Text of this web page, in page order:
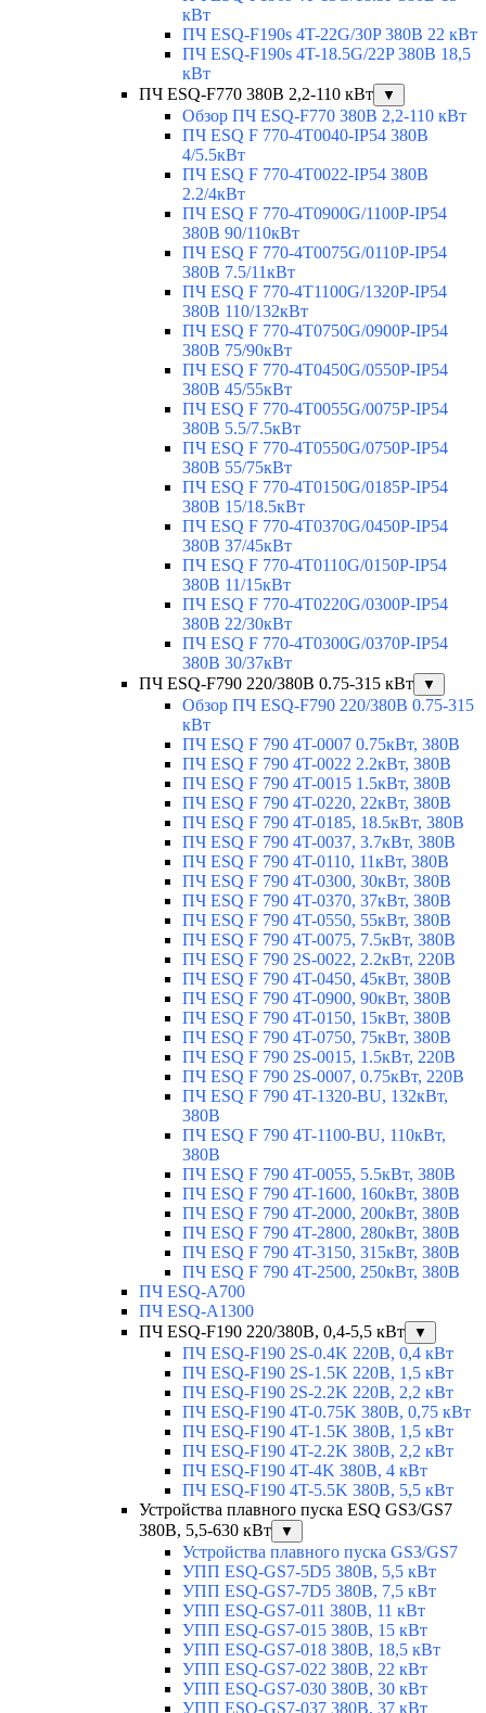
кВт
ПЧ ESQ-F190s 4T-22G/30P 380В 22 кВт
ПЧ ESQ-F190s 4T-18.5G/22P 380В 18,5
кВт
ПЧ ESQ-F770 380В 2,2-110 кВт
▼
Обзор ПЧ ESQ-F770 380В 2,2-110 кВт
ПЧ ESQ F 770-4T0040-IP54 380В
4/5.5кВт
ПЧ ESQ F 770-4T0022-IP54 380В
2.2/4кВт
ПЧ ESQ F 770-4Т0900G/1100P-IP54
380В 90/110кВт
ПЧ ESQ F 770-4T0075G/0110P-IP54
380В 7.5/11кВт
ПЧ ESQ F 770-4T1100G/1320P-IP54
380В 110/132кВт
ПЧ ESQ F 770-4T0750G/0900P-IP54
380В 75/90кВт
ПЧ ESQ F 770-4T0450G/0550P-IP54
380В 45/55кВт
ПЧ ESQ F 770-4T0055G/0075P-IP54
380В 5.5/7.5кВт
ПЧ ESQ F 770-4T0550G/0750P-IP54
380В 55/75кВт
ПЧ ESQ F 770-4T0150G/0185P-IP54
380В 15/18.5кВт
ПЧ ESQ F 770-4T0370G/0450P-IP54
380В 37/45кВт
ПЧ ESQ F 770-4T0110G/0150P-IP54
380В 11/15кВт
ПЧ ESQ F 770-4T0220G/0300P-IP54
380В 22/30кВт
ПЧ ESQ F 770-4T0300G/0370P-IP54
380В 30/37кВт
ПЧ ESQ-F790 220/380В 0.75-315 кВт
▼
Обзор ПЧ ESQ-F790 220/380В 0.75-315
кВт
ПЧ ESQ F 790 4T-0007 0.75кВт, 380В
ПЧ ESQ F 790 4T-0022 2.2кВт, 380В
ПЧ ESQ F 790 4T-0015 1.5кВт, 380В
ПЧ ESQ F 790 4T-0220, 22кВт, 380В
ПЧ ESQ F 790 4T-0185, 18.5кВт, 380В
ПЧ ESQ F 790 4T-0037, 3.7кВт, 380В
ПЧ ESQ F 790 4T-0110, 11кВт, 380В
ПЧ ESQ F 790 4T-0300, 30кВт, 380В
ПЧ ESQ F 790 4T-0370, 37кВт, 380В
ПЧ ESQ F 790 4T-0550, 55кВт, 380В
ПЧ ESQ F 790 4T-0075, 7.5кВт, 380В
ПЧ ESQ F 790 2S-0022, 2.2кВт, 220В
ПЧ ESQ F 790 4T-0450, 45кВт, 380В
ПЧ ESQ F 790 4T-0900, 90кВт, 380В
ПЧ ESQ F 790 4T-0150, 15кВт, 380В
ПЧ ESQ F 790 4T-0750, 75кВт, 380В
ПЧ ESQ F 790 2S-0015, 1.5кВт, 220В
ПЧ ESQ F 790 2S-0007, 0.75кВт, 220В
ПЧ ESQ F 790 4T-1320-BU, 132кВт,
380В
ПЧ ESQ F 790 4T-1100-BU, 110кВт,
380В
ПЧ ESQ F 790 4T-0055, 5.5кВт, 380В
ПЧ ESQ F 790 4T-1600, 160кВт, 380В
ПЧ ESQ F 790 4T-2000, 200кВт, 380В
ПЧ ESQ F 790 4T-2800, 280кВт, 380В
ПЧ ESQ F 790 4T-3150, 315кВт, 380В
ПЧ ESQ F 790 4T-2500, 250кВт, 380В
ПЧ ESQ-A700
ПЧ ESQ-A1300
ПЧ ESQ-F190 220/380В, 0,4-5,5 кВт
▼
ПЧ ESQ-F190 2S-0.4K 220В, 0,4 кВт
ПЧ ESQ-F190 2S-1.5K 220В, 1,5 кВт
ПЧ ESQ-F190 2S-2.2K 220В, 2,2 кВт
ПЧ ESQ-F190 4T-0.75K 380В, 0,75 кВт
ПЧ ESQ-F190 4T-1.5K 380В, 1,5 кВт
ПЧ ESQ-F190 4T-2.2K 380В, 2,2 кВт
ПЧ ESQ-F190 4T-4K 380В, 4 кВт
ПЧ ESQ-F190 4T-5.5K 380В, 5,5 кВт
Устройства плавного пуска ESQ GS3/GS7
380В, 5,5-630 кВт
▼
Устройства плавного пуска GS3/GS7
УПП ESQ-GS7-5D5 380В, 5,5 кВт
УПП ESQ-GS7-7D5 380В, 7,5 кВт
УПП ESQ-GS7-011 380В, 11 кВт
УПП ESQ-GS7-015 380В, 15 кВт
УПП ESQ-GS7-018 380В, 18,5 кВт
УПП ESQ-GS7-022 380В, 22 кВт
УПП ESQ-GS7-030 380В, 30 кВт
УПП ESQ-GS7-037 380В, 37 кВт